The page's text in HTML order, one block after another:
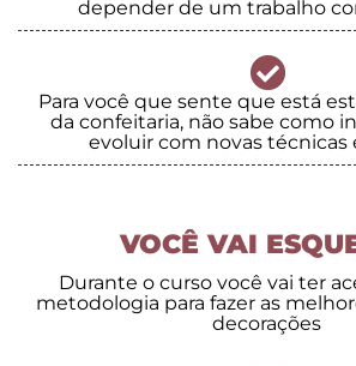
depender de um trabalho
Para você que sente que está
da confeitaria, não sabe como
evoluir com novas técnicas
VOCÊ VAI
Durante o curso você vai ter
metodologia para fazer as
decorações